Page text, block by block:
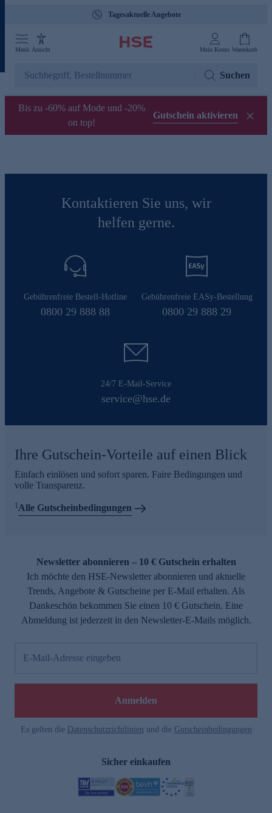
Tagesaktuelle Angebote
Menü Ansicht Mein Konto Warenkorb
Suchen
Bis zu -60% auf Mode und -20%
on top!
Gutschein aktivieren
Kontaktieren Sie uns, wir
helfen gerne.
Gebührenfreie Bestell-Hotline
0800 29 888 88
Gebührenfreie EASy-Bestellung
0800 29 888 29
24/7 E-Mail-Service
service@hse.de
Ihre Gutschein-Vorteile auf einen Blick
Einfach einlösen und sofort sparen. Faire Bedingungen und
volle Transparenz.
1Alle Gutscheinbedingungen
Newsletter abonnieren – 10 € Gutschein erhalten
Ich möchte den HSE-Newsletter abonnieren und aktuelle
Trends, Angebote & Gutscheine per E-Mail erhalten. Als
Dankeschön bekommen Sie einen 10 € Gutschein. Eine
Abmeldung ist jederzeit in den Newsletter-E-Mails möglich.
E-Mail-Adresse eingeben
Anmelden
Es gelten die Datenschutzrichtlinien und die Gutscheinbedingungen
Sicher einkaufen